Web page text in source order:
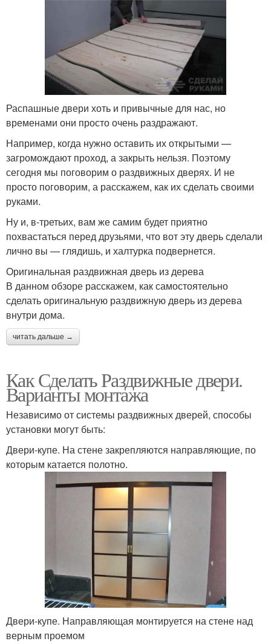
Распашные двери хоть и привычные для нас, но
временами они просто очень раздражают.
Например, когда нужно оставить их открытыми —
загромождают проход, а закрыть нельзя. Поэтому
сегодня мы поговорим о раздвижных дверях. И не
просто поговорим, а расскажем, как их сделать своими
руками.
Ну и, в-третьих, вам же самим будет приятно
похвастаться перед друзьями, что вот эту дверь сделали
лично вы — глядишь, и халтурка подвернется.
Оригинальная раздвижная дверь из дерева
В данном обзоре расскажем, как самостоятельно
сделать оригинальную раздвижную дверь из дерева
внутри дома.
читать дальше →
Как Сделать Раздвижные двери.
Варианты монтажа
Независимо от системы раздвижных дверей, способы
установки могут быть:
Двери-купе. На стене закрепляются направляющие, по
которым катается полотно.
Двери-купе. Направляющая монтируется на стене над
верным проемом